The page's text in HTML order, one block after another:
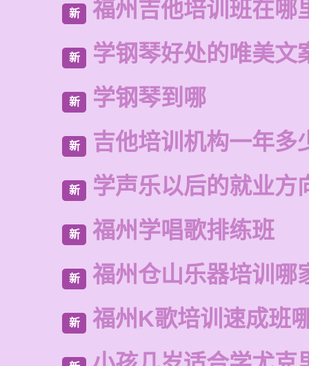
新 福州吉他培训班在哪
新 学钢琴好处的唯美文
新 学钢琴到哪
新 吉他培训机构一年多
新 学声乐以后的就业方
新 福州学唱歌排练班
新 福州仓山乐器培训哪
新 福州K歌培训速成班